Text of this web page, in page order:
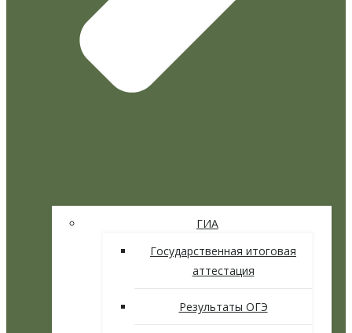
ГИА
Государственная итоговая
аттестация
Результаты ОГЭ